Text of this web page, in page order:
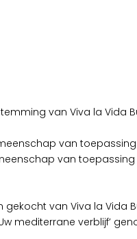
van Viva la Vida
van
van toepassing
van Viva la Vida
mediterrane verblijf’